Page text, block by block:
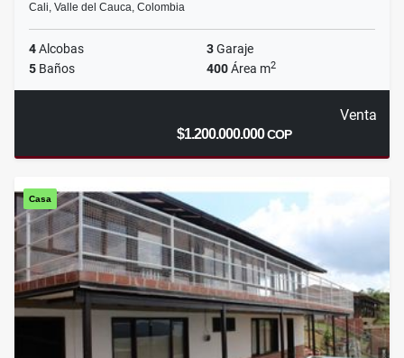
Cali, Valle del Cauca, Colombia
4Alcobas 3Garaje
5 Baños 400Área m2
Venta
$1.200.000.000COP
Casa